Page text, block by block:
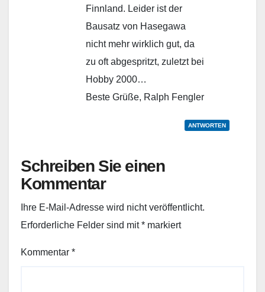
Finnland. Leider ist der
Bausatz von Hasegawa
nicht mehr wirklich gut, da
zu oft abgespritzt, zuletzt bei
Hobby 2000…
Beste Grüße, Ralph Fengler
ANTWORTEN
Schreiben Sie einen
Kommentar
Ihre E-Mail-Adresse wird nicht veröffentlicht.
Erforderliche Felder sind mit* markiert
Kommentar *